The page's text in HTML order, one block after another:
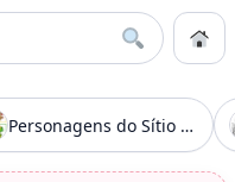
Buscar
Início
Personagens do Sítio do Picapau Amarelo